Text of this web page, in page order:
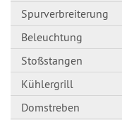
Spurverbreiterung
Beleuchtung
Stoßstangen
Kühlergrill
Domstreben